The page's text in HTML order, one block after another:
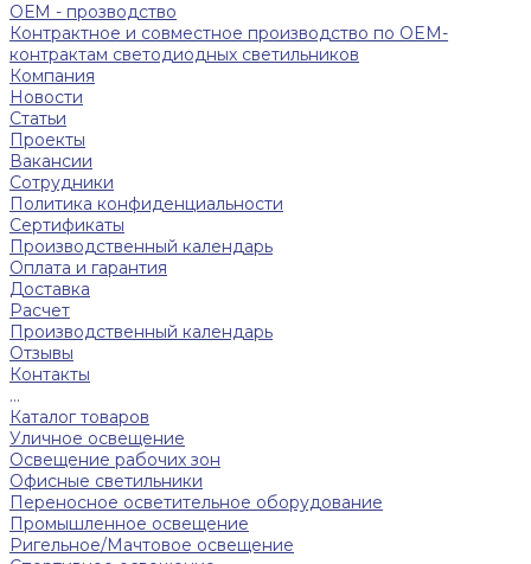
ОЕМ - прозводство
Контрактное и совместное производство по OEM-
контрактам светодиодных светильников
Компания
Новости
Статьи
Проекты
Вакансии
Сотрудники
Политика конфиденциальности
Сертификаты
Производственный календарь
Оплата и гарантия
Доставка
Расчет
Производственный календарь
Отзывы
Контакты
...
Каталог товаров
Уличное освещение
Освещение рабочих зон
Офисные светильники
Переносное осветительное оборудование
Промышленное освещение
Ригельное/Мачтовое освещение